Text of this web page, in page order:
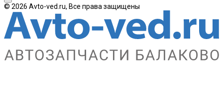
© 2026 Avto-ved.ru, Все права защищены